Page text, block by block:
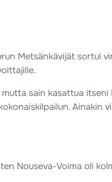
Metsänkävijät sortui
sain kasattua itseni
Ainakin
Nouseva-Voima oli